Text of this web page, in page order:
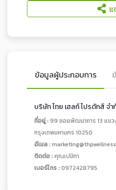
แ
ข้อมูลผู้ประกอบการ
บริษัท ไทย เฮลท์ โปรดักส์ จำ
ที่อยู่ :99 ซอยพัฒนาการ 13 แข
กรุงเทพมหานคร 10250
อีเมล :
ติดต่อ :คุณเปมิกา
เบอร์โทร :0972428795